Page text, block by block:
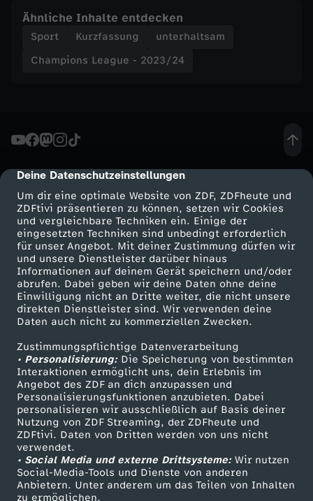
cmp-dialog-description
Deine Datenschutzeinstellungen
Um dir eine optimale Website von ZDF, ZDFheute und
ZDFtivi präsentieren zu können, setzen wir Cookies
und vergleichbare Techniken ein. Einige der
eingesetzten Techniken sind unbedingt erforderlich
für unser Angebot. Mit deiner Zustimmung dürfen wir
und unsere Dienstleister darüber hinaus
Informationen auf deinem Gerät speichern und/oder
abrufen. Dabei geben wir deine Daten ohne deine
Einwilligung nicht an Dritte weiter, die nicht unsere
direkten Dienstleister sind. Wir verwenden deine
Daten auch nicht zu kommerziellen Zwecken.
Zustimmungspflichtige Datenverarbeitung
• Personalisierung:Die Speicherung von bestimmten
Interaktionen ermöglicht uns, dein Erlebnis im
Angebot des ZDF an dich anzupassen und
Personalisierungsfunktionen anzubieten. Dabei
personalisieren wir ausschließlich auf Basis deiner
Nutzung von ZDF Streaming, der ZDFheute und
ZDFtivi. Daten von Dritten werden von uns nicht
verwendet.
• Social Media und externe Drittsysteme:Wir nutzen
Social-Media-Tools und Dienste von anderen
Anbietern. Unter anderem um das Teilen von Inhalten
zu ermöglichen.
t
a
l
z
w
i
s
c
h
e
n
R
e
Ähnliche Inhalte entdecken
Sport Kurzfassung
unterhaltsam
Champions League - 2023/24
Mehr ZDF
ZDF-Apps
Smart TV
ZDFtext
Livestreams
Sendungen A-Z
TV-Programm
Service
ZDFmitreden
Kontakt zum ZDF
Tickets
Zuschauerservice
Hilfe
ZDF Unternehmen
Karriere